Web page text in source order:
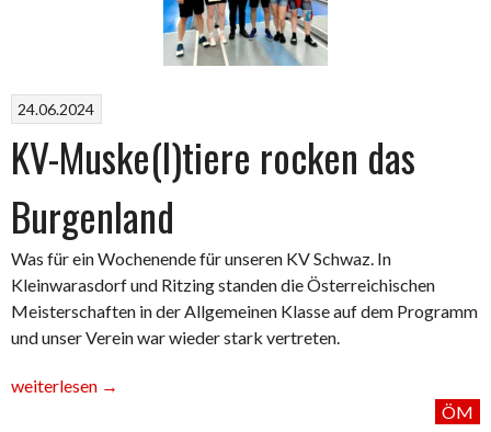
24.06.2024
KV-Muske(l)tiere rocken das
Burgenland
Was für ein Wochenende für unseren KV Schwaz. In
Kleinwarasdorf und Ritzing standen die Österreichischen
Meisterschaften in der Allgemeinen Klasse auf dem Programm
und unser Verein war wieder stark vertreten.
„KV-
weiterlesen →
ÖM